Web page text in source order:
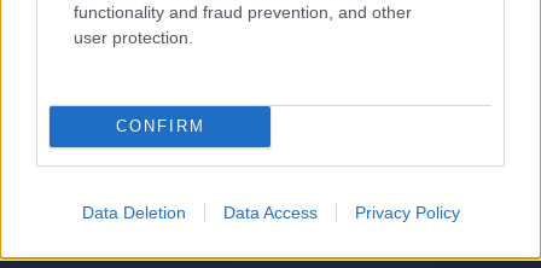
functionality and fraud prevention, and other
user protection.
CONFIRM
Data Deletion Data Access Privacy Policy
Kapcsolódó hírek
Címkék